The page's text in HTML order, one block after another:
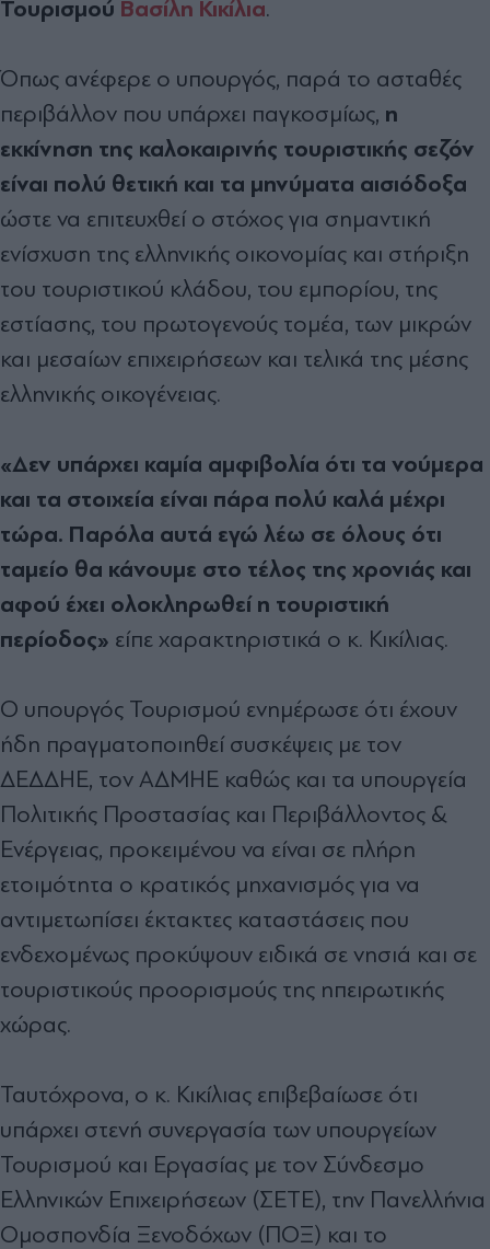
Τουρισμού Βασίλη Κικίλια.
Όπως ανέφερε ο υπουργός, παρά το ασταθές
περιβάλλον που υπάρχει παγκοσμίως, η
εκκίνηση της καλοκαιρινής τουριστικής σεζόν
είναι πολύ θετική και τα μηνύματα αισιόδοξα
ώστε να επιτευχθεί ο στόχος για σημαντική
ενίσχυση της ελληνικής οικονομίας και στήριξη
του τουριστικού κλάδου, του εμπορίου, της
εστίασης, του πρωτογενούς τομέα, των μικρών
και μεσαίων επιχειρήσεων και τελικά της μέσης
ελληνικής οικογένειας.
«Δεν υπάρχει καμία αμφιβολία ότι τα νούμερα
και τα στοιχεία είναι πάρα πολύ καλά μέχρι
τώρα. Παρόλα αυτά εγώ λέω σε όλους ότι
ταμείο θα κάνουμε στο τέλος της χρονιάς και
αφού έχει ολοκληρωθεί η τουριστική
περίοδος» είπε χαρακτηριστικά ο κ. Κικίλιας.
Ο υπουργός Τουρισμού ενημέρωσε ότι έχουν
ήδη πραγματοποιηθεί συσκέψεις με τον
ΔΕΔΔΗΕ, τον ΑΔΜΗΕ καθώς και τα υπουργεία
Πολιτικής Προστασίας και Περιβάλλοντος &
Ενέργειας, προκειμένου να είναι σε πλήρη
ετοιμότητα ο κρατικός μηχανισμός για να
αντιμετωπίσει έκτακτες καταστάσεις που
ενδεχομένως προκύψουν ειδικά σε νησιά και σε
τουριστικούς προορισμούς της ηπειρωτικής
χώρας.
Ταυτόχρονα, ο κ. Κικίλιας επιβεβαίωσε ότι
υπάρχει στενή συνεργασία των υπουργείων
Τουρισμού και Εργασίας με τον Σύνδεσμο
Ελληνικών Επιχειρήσεων (ΣΕΤΕ), την Πανελλήνια
Ομοσπονδία Ξενοδόχων (ΠΟΞ) και το